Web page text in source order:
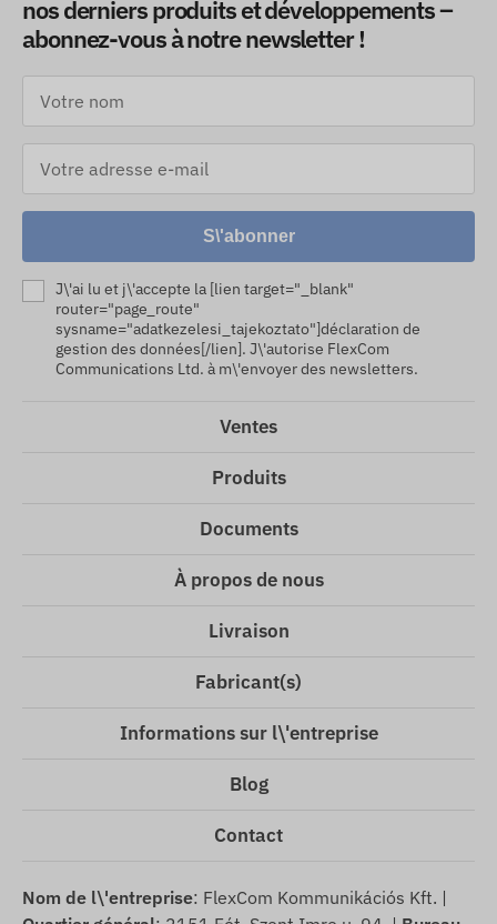
nos derniers produits et développements –
abonnez-vous à notre newsletter !
S\'abonner
J\'ai lu et j\'accepte la [lien target="_blank"
router="page_route"
sysname="adatkezelesi_tajekoztato"]déclaration de
gestion des données[/lien]. J\'autorise FlexCom
Communications Ltd. à m\'envoyer des newsletters.
Ventes
Produits
Documents
À propos de nous
Livraison
Fabricant(s)
Informations sur l\'entreprise
Blog
Contact
Nom de l\'entreprise: FlexCom Kommunikációs Kft. |